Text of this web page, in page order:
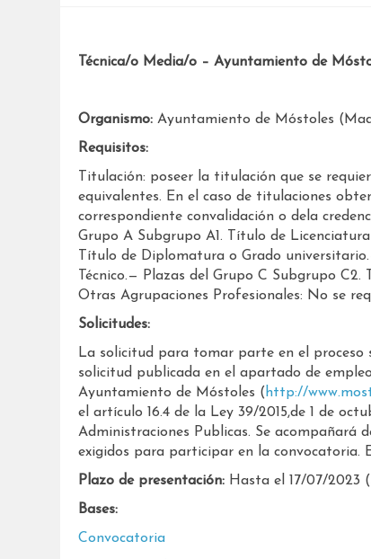
Técnica/o Media/o – Ayuntamiento de
Organismo:Ayuntamiento de Móstoles
Requisitos:
Titulación: poseer la titulación que se
equivalentes. En el caso de titulaciones
correspondiente convalidación o dela
Grupo A Subgrupo A1. Título de
Título de Diplomatura o Grado
Técnico.— Plazas del Grupo C Subgrupo
Otras Agrupaciones Profesionales: No se
Solicitudes:
La solicitud para tomar parte en el proceso
solicitud publicada en el apartado de
Ayuntamiento de Móstoles ( http://
el artículo 16.4 de la Ley 39/2015,de 1 de
Administraciones Publicas. Se acompañará
exigidos para participar en la convocatoria.
Plazo de presentación:Hasta el 17/07/2023
Bases:
Convocatoria